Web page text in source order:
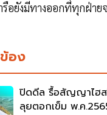
รือยังมีทางออกที่ทุกฝ่า
อง
ปิดดีล รื้อสัญญาไฮส
ลุยตอกเข็ม พ.ค